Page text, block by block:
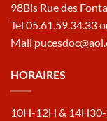
98Bis Rue des
Tel 05.61.59.34.33
Mail
HORAIRES
10H-12H &